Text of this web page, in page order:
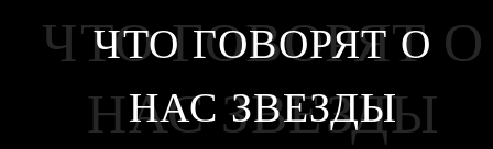
ЧТО ГОВОРЯТ О
НАС ЗВЕЗДЫ
ЧТО ГОВОРЯТ О
НАС ЗВЕЗДЫ